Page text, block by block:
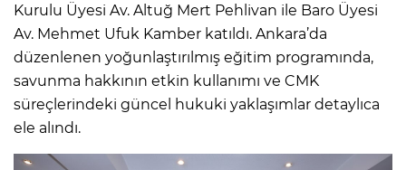
Kurulu Üyesi Av. Altuğ Mert Pehlivan ile Baro Üyesi
Av. Mehmet Ufuk Kamber katıldı. Ankara’da
düzenlenen yoğunlaştırılmış eğitim programında,
savunma hakkının etkin kullanımı ve CMK
süreçlerindeki güncel hukuki yaklaşımlar detaylıca
ele alındı.